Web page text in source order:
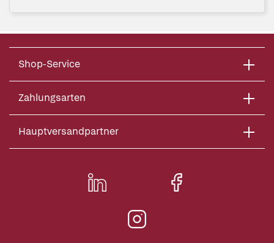
Shop-Service
Zahlungsarten
Hauptversandpartner